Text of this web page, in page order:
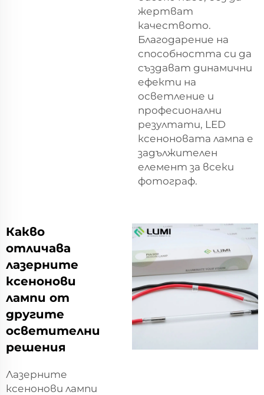
жертват
качеството.
Благодарение на
способността си да
създават динамични
ефекти на
осветление и
професионални
резултати, LED
ксеноновата лампа е
задължителен
елемент за всеки
фотограф.
Какво
отличава
лазерните
ксенонови
лампи от
другите
осветителни
решения
Лазерните
ксенонови лампи